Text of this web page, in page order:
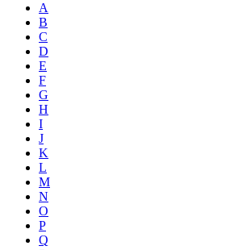
A
B
C
D
E
F
G
H
I
J
K
L
M
N
O
P
Q